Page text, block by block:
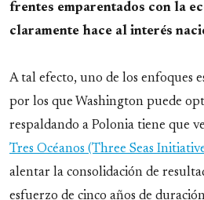
frentes emparentados con la
claramente hace al interés
A tal efecto, uno de los enfoques
por los que Washington puede
respaldando a Polonia tiene que
Tres Océanos (Three Seas
alentar la consolidación de
esfuerzo de cinco años de